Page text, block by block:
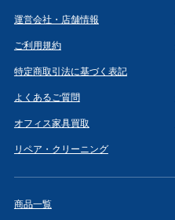
運営会社・店舗情報
ご利用規約
特定商取引法に基づく表記
よくあるご質問
オフィス家具買取
リペア・クリーニング
商品一覧